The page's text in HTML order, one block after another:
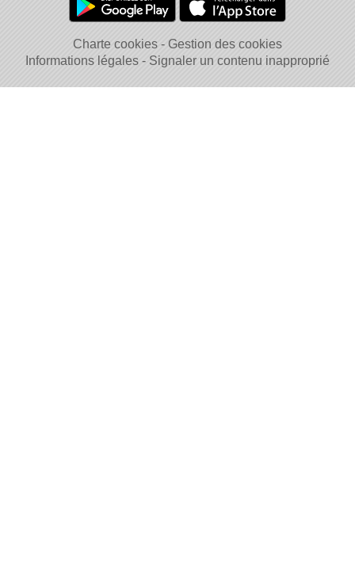
Charte cookies
Gestion des cookies
Informations légales
Signaler un contenu inapproprié